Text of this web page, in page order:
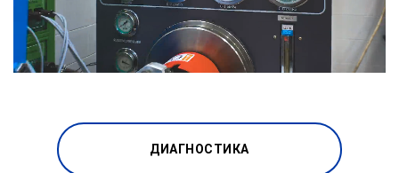
ДИАГНОСТИКА